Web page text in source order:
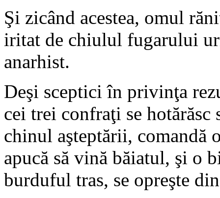
Şi zicând acestea, omul
iritat de chiulul fugarului
anarhist.
Deşi sceptici în privinţa
cei trei confraţi se hotărăsc
chinul aşteptării, comandă
apucă să vină băiatul, şi o
burduful tras, se opreşte